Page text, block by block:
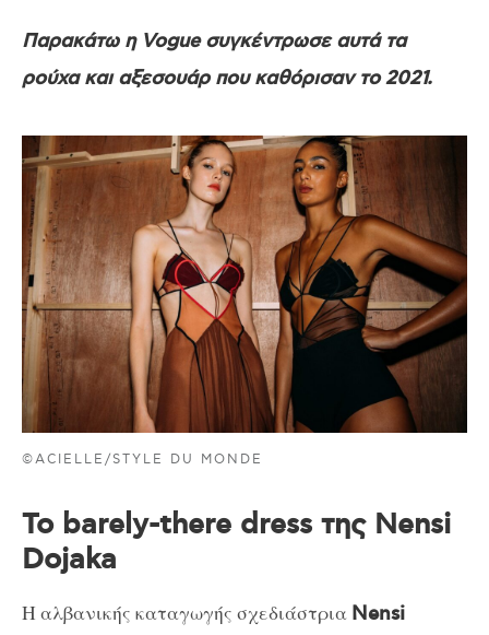
Παρακάτω η Vogue συγκέντρωσε αυτά τα
ρούχα και αξεσουάρ που καθόρισαν το 2021.
©ACIELLE/STYLE DU MONDE
Το barely-there dress της Nensi
Dojaka
Η αλβανικής καταγωγής σχεδιάστρια Nensi